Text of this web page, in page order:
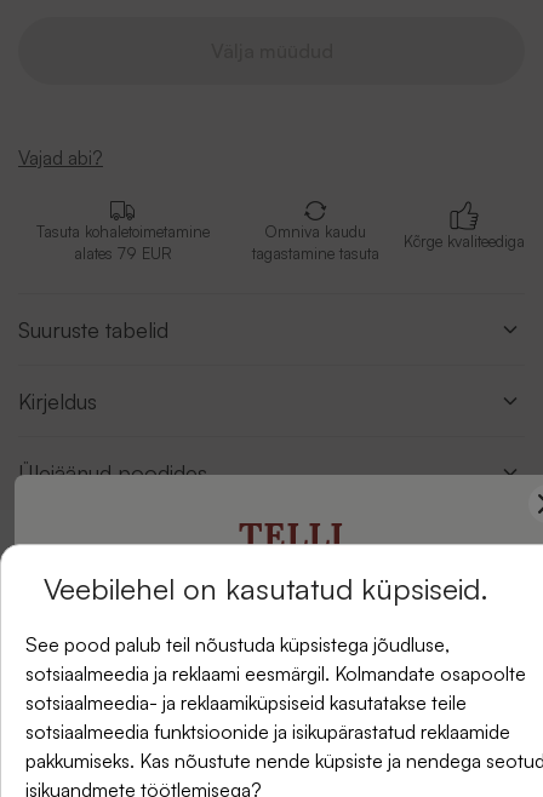
Vajad abi?
Tasuta kohaletoimetamine
alates 79 EUR
Omniva kaudu
tagastamine tasuta
Kõrge kvaliteediga
Suuruste tabelid
Kirjeldus
Ülejäänud poodides
Arvustused
TELLI
UUDISKIRI
ja saate -5% allahindlust oma esimesest tellimusest.
Veebilehel on kasutatud küpsiseid.
See pood palub teil nõustuda küpsistega jõudluse,
sotsiaalmeedia ja reklaami eesmärgil. Kolmandate osapoolte
sotsiaalmeedia- ja reklaamiküpsiseid kasutatakse teile
sotsiaalmeedia funktsioonide ja isikupärastatud reklaamide
pakkumiseks. Kas nõustute nende küpsiste ja nendega
isikuandmete töötlemisega?